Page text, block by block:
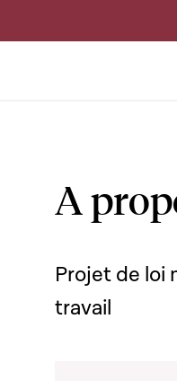
A
Projet de loi
travail